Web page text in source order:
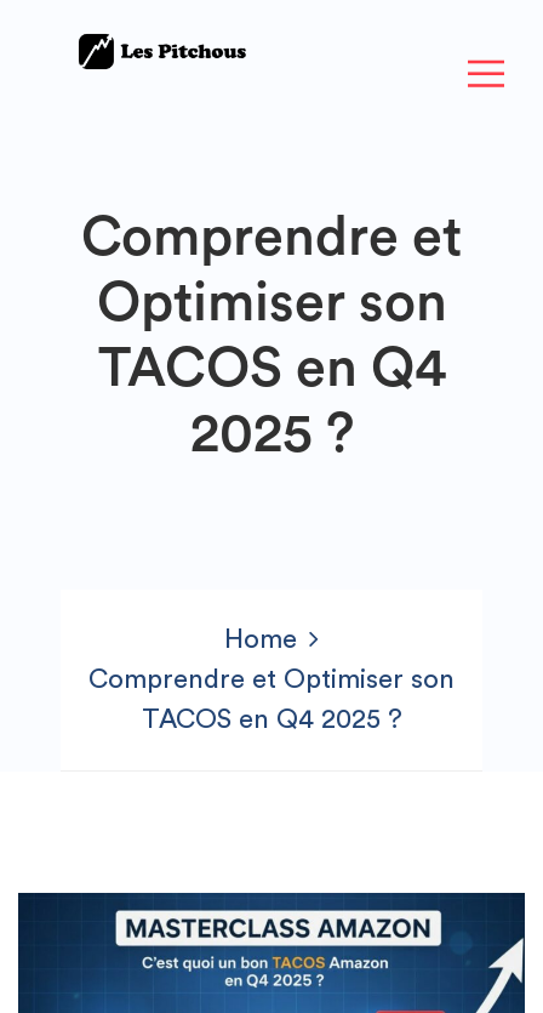
Comprendre et
Optimiser son
TACOS en Q4
2025 ?
Home
Comprendre et Optimiser son
TACOS en Q4 2025 ?